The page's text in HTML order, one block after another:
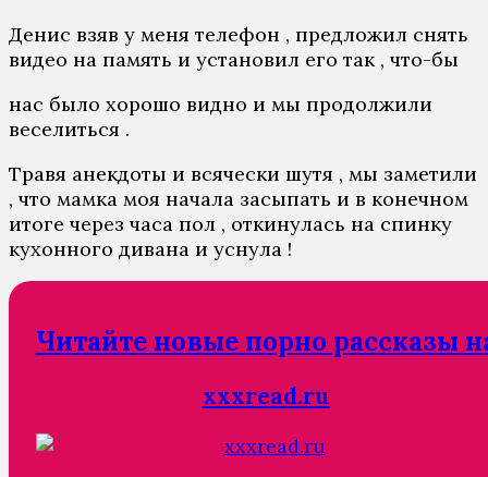
Денис взяв у меня телефон , предложил снять
видео на память и установил его так , что-бы
нас было хорошо видно и мы продолжили
веселиться .
Травя анекдоты и всячески шутя , мы заметили
, что мaмка моя начала засыпать и в конечном
итоге через часа пол , откинулась на спинку
кухонного дивана и уснула !
Читайте новые порно рассказы
xxxread.ru